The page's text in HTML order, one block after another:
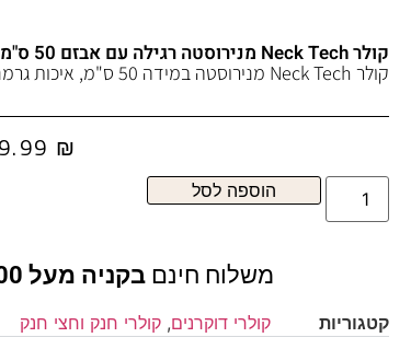
קולר Neck Tech מנירוסטה רגילה עם אבזם 50 ס"מ
קולר Neck Tech מנירוסטה במידה 50 ס"מ, איכות גרמנית ושליטה עדינה בהתנהגות הכלב.
₪
הוספה לסל
משלוח חינם בקניה מעל 400 ₪ (לא כולל ריהוט )
קטגוריות קולרי דוקרנים, קולרי חנק וחצי חנק